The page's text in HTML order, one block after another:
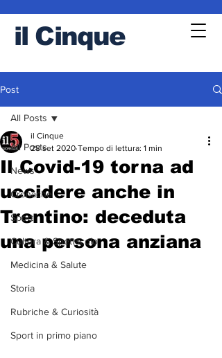
il Cinque
Post
All Posts
News
Cronache
Sport
Cultura & Spettacolo
Medicina & Salute
Storia
Rubriche & Curiosità
Sport in primo piano
All Posts
Il Covid-19 torna ad
uccidere anche in
Trentino: deceduta
una persona anziana
il Cinque
28 set 2020 Tempo di lettura: 1 min